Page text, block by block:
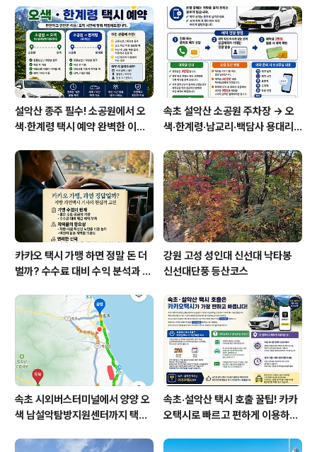
무엇인지를 깨우쳐 주었다. 강원도청 앞 농성 443일을 맞
이한 오늘에 이르기까지 강원도청과 원주지방환경청 농성
장에서 몹시도 추웠던 겨울과 유난히 무더웠던 여름을 견
디며 보냈던 날들이었다. 온갖 조작과 불법으..
설악산 종주 필수! 소공원에서 오
색·한계령 택시 예약 완벽한 이용
속초 설악산 소공원 주차장 → 오
색·한계령·남교리·백담사 용대리
카카오 택시 가맹 하면 정말 돈 더
벌까? 수수료 대비 수익 분석과 비
강원 고성 성인대 신선대 낙타봉
신선대단풍 등산코스
속초 시외버스터미널에서 양양 오
색 남설악탐방지원센터까지 택시
속초·설악산 택시 호출 꿀팁! 카카
오택시로 빠르고 편하게 이용하는